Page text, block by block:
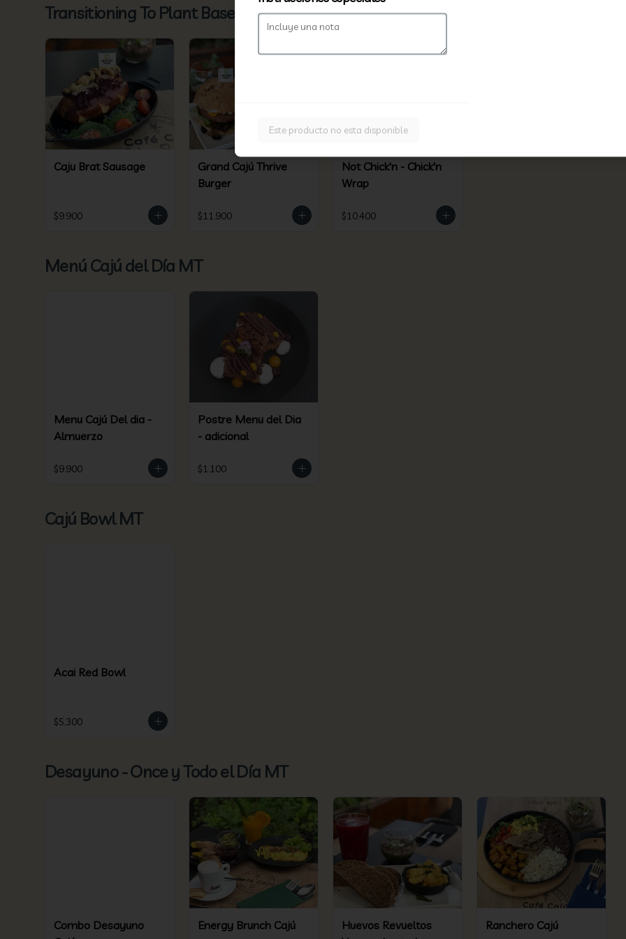
Transitioning To Plant Based - Especiales Cajú MT
Caju Brat Sausage
$9.900
Grand Cajú Thrive
Burger
$11.900
Not Chick'n - Chick'n
Wrap
$10.400
Menú Cajú del Día MT
Menu Cajú Del dia -
Almuerzo
$9.900
Postre Menu del Dia
- adicional
$1.100
Cajú Bowl MT
Acai Red Bowl
$5.300
Desayuno - Once y Todo el Día MT
Combo Desayuno
Energy Brunch Cajú
Huevos Revueltos
Ranchero Cajú
Este producto no esta disponible